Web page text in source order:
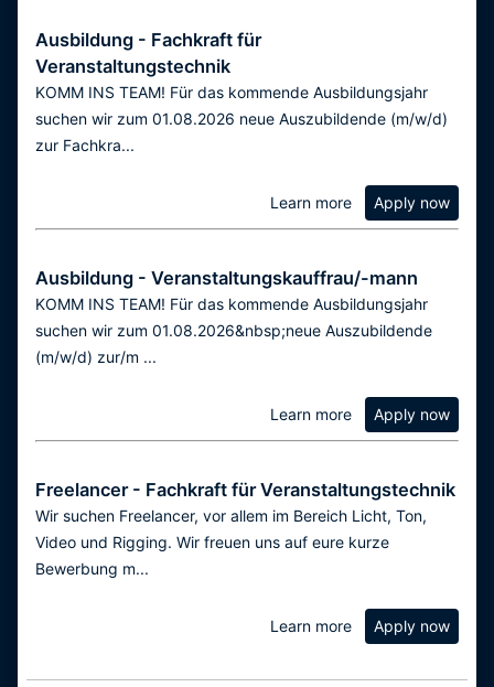
Ausbildung - Fachkraft für
Veranstaltungstechnik
KOMM INS TEAM! Für das kommende Ausbildungsjahr
suchen wir zum 01.08.2026 neue Auszubildende (m/w/d)
zur Fachkra...
Learn more Apply now
Ausbildung - Veranstaltungskauffrau/-mann
KOMM INS TEAM! Für das kommende Ausbildungsjahr
suchen wir zum 01.08.2026&nbsp;neue Auszubildende
(m/w/d) zur/m ...
Learn more Apply now
Freelancer - Fachkraft für Veranstaltungstechnik
Wir suchen Freelancer, vor allem im Bereich Licht, Ton,
Video und Rigging. Wir freuen uns auf eure kurze
Bewerbung m...
Learn more Apply now